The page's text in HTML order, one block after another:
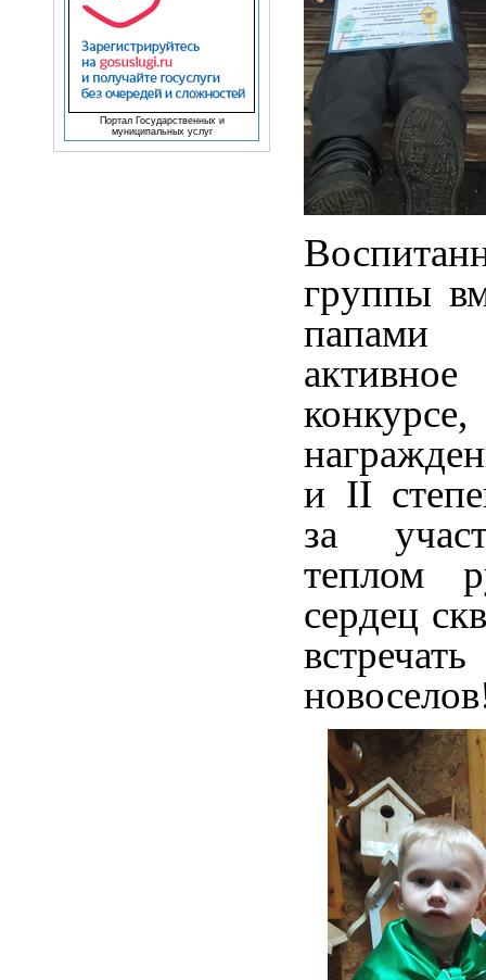
Портал Государственных и
муниципальных услуг
группы
и II
за
теплом
сердец